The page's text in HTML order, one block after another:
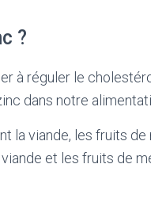
?
à réguler le
dans notre
la viande, les fruits de
et les fruits de